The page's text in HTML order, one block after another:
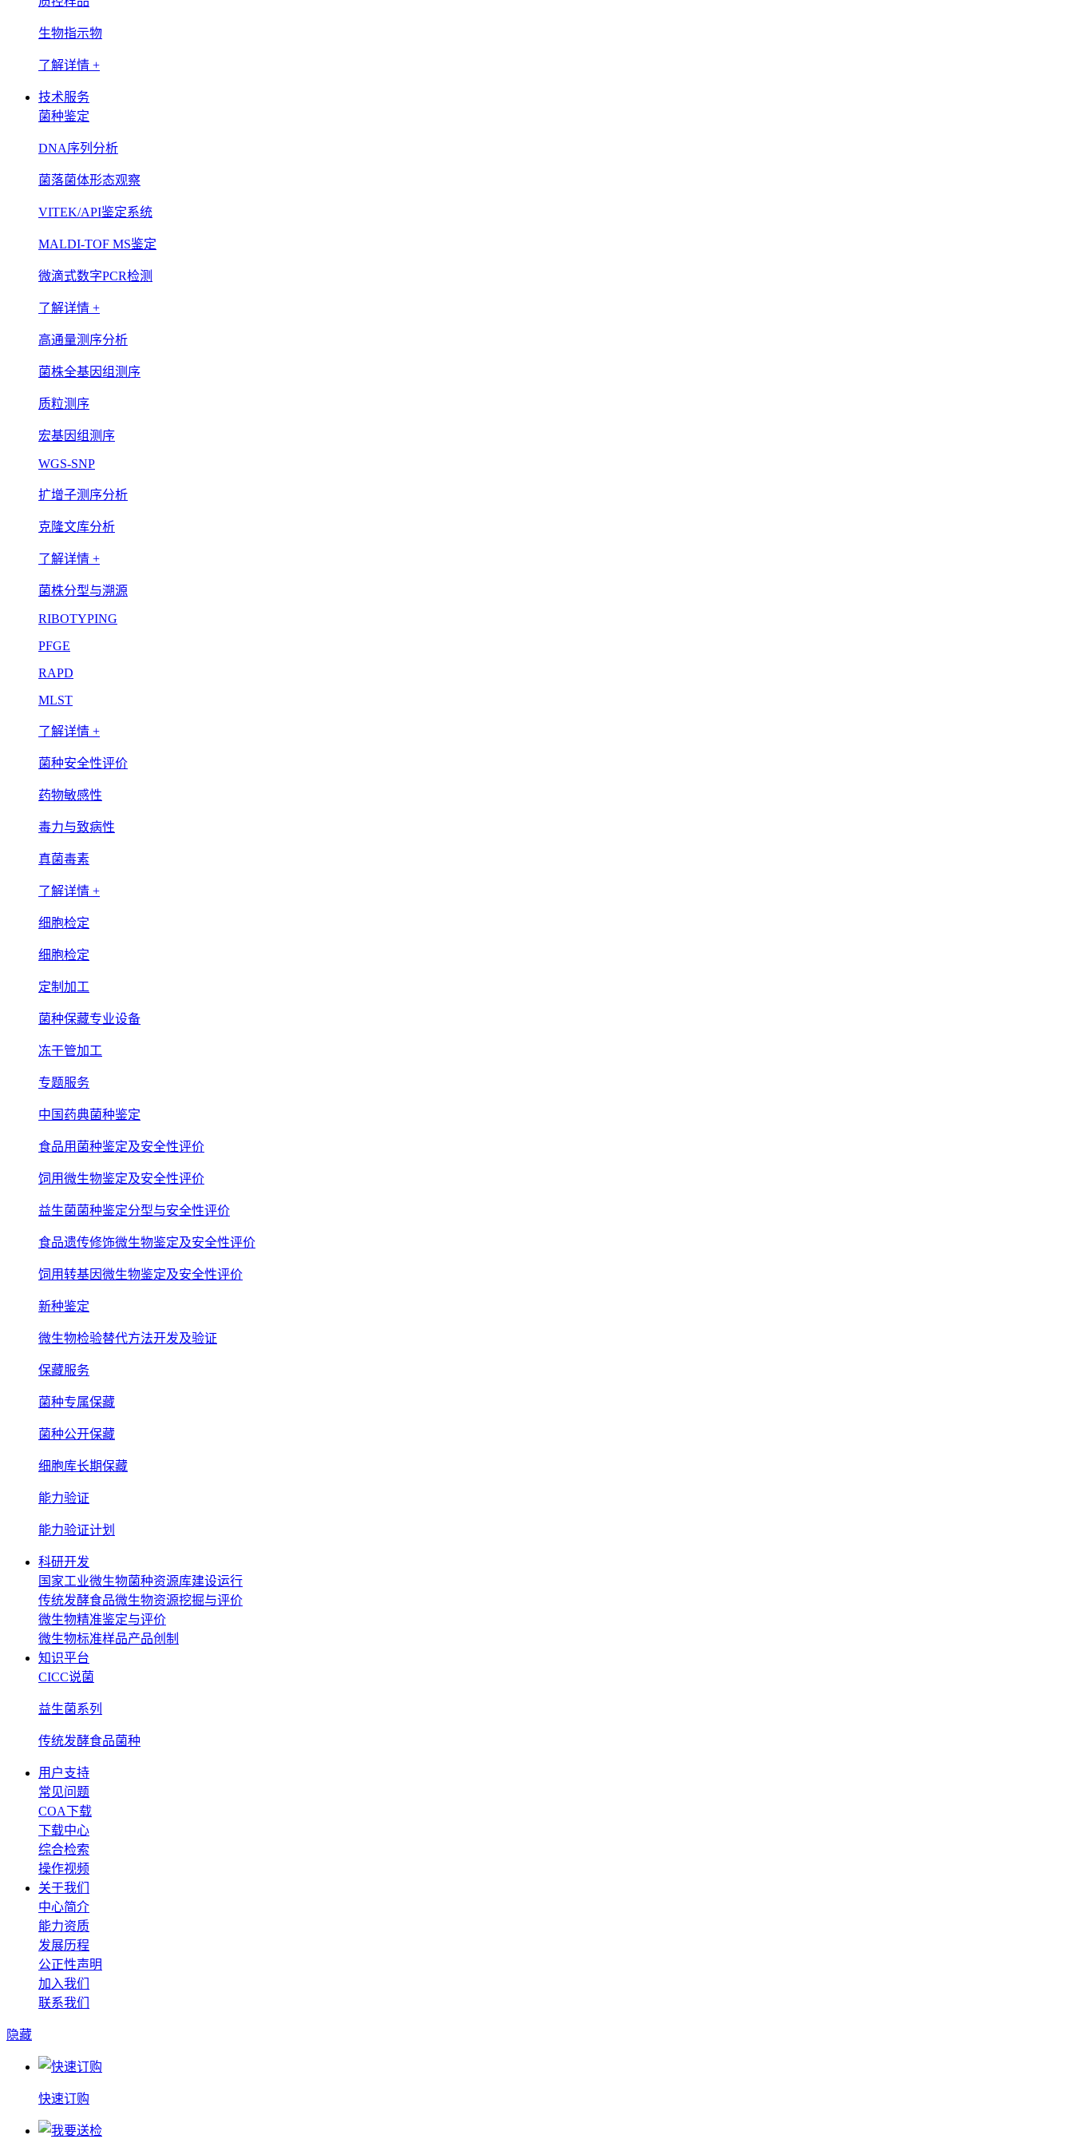
生物指示物
了解详情 +
技术服务
菌种鉴定
DNA序列分析
菌落菌体形态观察
VITEK/API鉴定系统
MALDI-TOF MS鉴定
微滴式数字PCR检测
了解详情 +
高通量测序分析
菌株全基因组测序
质粒测序
宏基因组测序
WGS-SNP
扩增子测序分析
克隆文库分析
了解详情 +
菌株分型与溯源
RIBOTYPING
PFGE
RAPD
MLST
了解详情 +
菌种安全性评价
药物敏感性
毒力与致病性
真菌毒素
了解详情 +
细胞检定
细胞检定
定制加工
菌种保藏专业设备
冻干管加工
专题服务
中国药典菌种鉴定
食品用菌种鉴定及安全性评价
饲用微生物鉴定及安全性评价
益生菌菌种鉴定分型与安全性评价
食品遗传修饰微生物鉴定及安全性评价
饲用转基因微生物鉴定及安全性评价
新种鉴定
微生物检验替代方法开发及验证
保藏服务
菌种专属保藏
菌种公开保藏
细胞库长期保藏
能力验证
能力验证计划
科研开发
国家工业微生物菌种资源库建设运行
传统发酵食品微生物资源挖掘与评价
微生物精准鉴定与评价
微生物标准样品产品创制
知识平台
CICC说菌
益生菌系列
传统发酵食品菌种
用户支持
常见问题
COA下载
下载中心
综合检索
操作视频
关于我们
中心简介
能力资质
发展历程
公正性声明
加入我们
联系我们
隐藏
快速订购